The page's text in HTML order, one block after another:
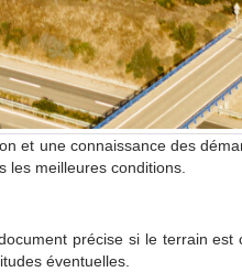
et une connaissance des
les meilleures conditions.
précise si le terrain est
éventuelles.